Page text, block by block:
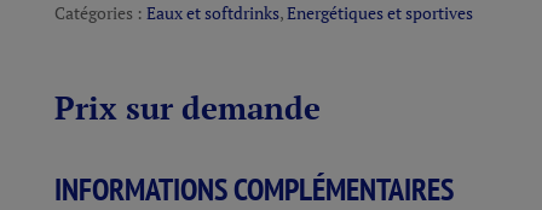
Catégories : Eaux et softdrinks,Energétiques et sportives
Prix sur demande
INFORMATIONS COMPLÉMENTAIRES